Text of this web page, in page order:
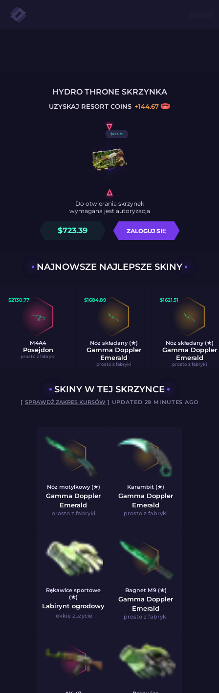
HYDRO THRONE SKRZYNKA
UZYSKAJ RESORT COINS +144.67
$723.39
$723.39 ZALOGUJ SIĘ
Do otwierania skrzynek
wymagana jest autoryzacja
NAJNOWSZE NAJLEPSZE SKINY
$2130.77
M4A4
Posejdon
prosto z fabryki
$1684.89
Nóż składany (★)
Gamma Doppler
Emerald
prosto z fabryki
$1621.51
Nóż składany (★)
Gamma Doppler
Emerald
prosto z fabryki
SKINY W TEJ SKRZYNCE
[ SPRAWDŹ ZAKRES KURSÓW ] UPDATED 29 MINUTES AGO
Nóż motylkowy (★)
Gamma Doppler
Emerald
prosto z fabryki
Karambit (★)
Gamma Doppler
Emerald
prosto z fabryki
Rękawice sportowe
(★)
Labirynt ogrodowy
lekkie zużycie
Bagnet M9 (★)
Gamma Doppler
Emerald
prosto z fabryki